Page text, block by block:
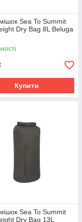
Sea To Summit
Dry Bag 8L Beluga
Купити
Sea To Summit
Dry Bag 13L